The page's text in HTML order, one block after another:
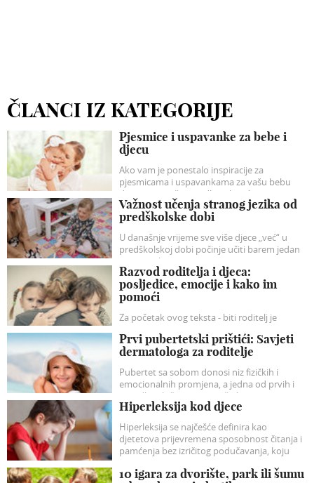
ČLANCI IZ KATEGORIJE
Pjesmice i uspavanke za bebe i
djecu
Ako vam je ponestalo inspiracije za
pjesmicama i uspavankama za vašu bebu
donosimo naše prijedloge koji će sigurno
razveseliti vašu dječicu.
Važnost učenja stranog jezika od
predškolske dobi
U današnje vrijeme sve više djece „već“ u
predškolskoj dobi počinje učiti barem jedan
strani jezik.
Razvod roditelja i djeca:
posljedice, emocije i kako im
pomoći
Za početak ovog teksta - biti roditelj je
nosi (ili bi trebala nositi) puno ljubavi, radosti,
veselja...
Prvi pubertetski prištići: Savjeti
dermatologa za roditelje
Pubertet sa sobom donosi niz fizičkih i
emocionalnih promjena, a jedna od prvih i
najvidljivijih često su – prištići.
Hiperleksija kod djece
Hiperleksija se najčešće definira kao
djetetova prijevremena sposobnost čitanja i
pamćenja bez izričitog podučavanja, koju
razumijevanju te problemi u socijalnim
10 igara za dvorište, park ili šumu